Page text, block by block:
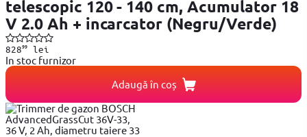
telescopic 120 - 140 cm, Acumulator 18
V 2.0 Ah + incarcator (Negru/Verde)
82899lei
In stoc furnizor
Adaugă în coș